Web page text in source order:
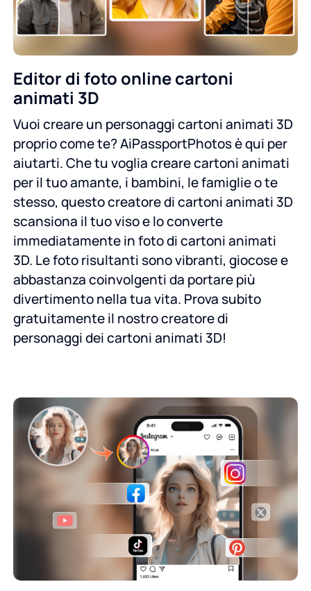
Editor di foto online cartoni
animati 3D
Vuoi creare un personaggi cartoni animati 3D
proprio come te? AiPassportPhotos è qui per
aiutarti. Che tu voglia creare cartoni animati
per il tuo amante, i bambini, le famiglie o te
stesso, questo creatore di cartoni animati 3D
scansiona il tuo viso e lo converte
immediatamente in foto di cartoni animati
3D. Le foto risultanti sono vibranti, giocose e
abbastanza coinvolgenti da portare più
divertimento nella tua vita. Prova subito
gratuitamente il nostro creatore di
personaggi dei cartoni animati 3D!